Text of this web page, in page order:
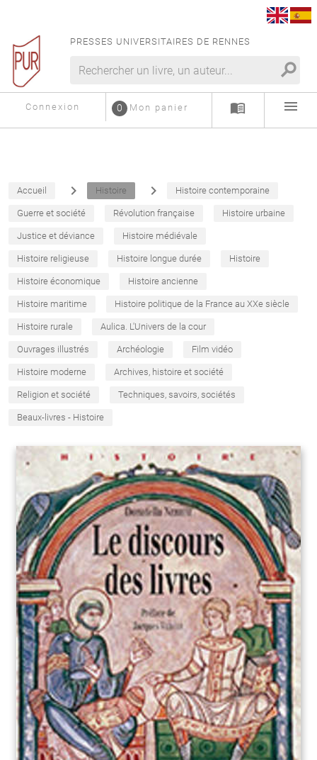
PRESSES UNIVERSITAIRES DE RENNES
search
Connexion Mon panier
0 menu_book menu
Accueil navigate_next Histoire navigate_next Histoire contemporaine
Guerre et société Révolution française Histoire urbaine
Justice et déviance Histoire médiévale
Histoire religieuse Histoire longue durée Histoire
Histoire économique Histoire ancienne
Histoire maritime Histoire politique de la France au XXe siècle
Histoire rurale Aulica. L'Univers de la cour
Ouvrages illustrés Archéologie Film vidéo
Histoire moderne Archives, histoire et société
Religion et société Techniques, savoirs, sociétés
Beaux-livres - Histoire